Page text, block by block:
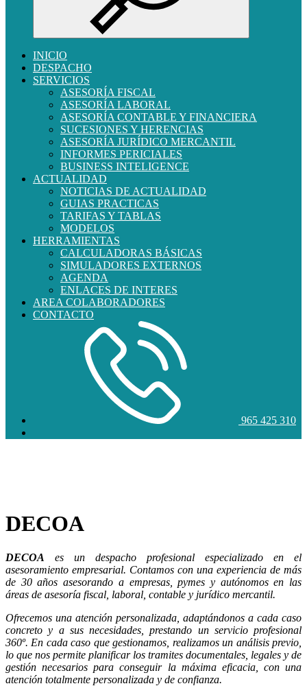
INICIO
DESPACHO
SERVICIOS
ASESORÍA FISCAL
ASESORÍA LABORAL
ASESORÍA CONTABLE Y FINANCIERA
SUCESIONES Y HERENCIAS
ASESORÍA JURÍDICO MERCANTIL
INFORMES PERICIALES
BUSINESS INTELIGENCE
ACTUALIDAD
NOTICIAS DE ACTUALIDAD
GUIAS PRACTICAS
TARIFAS Y TABLAS
MODELOS
HERRAMIENTAS
CALCULADORAS BÁSICAS
SIMULADORES EXTERNOS
AGENDA
ENLACES DE INTERES
AREA COLABORADORES
CONTACTO
965 425 310
Confianza y experiencia para empresas, pymes y autónomos.
Asesoramiento 360º, soluciones personalizadas, resultados
efectivos
DECOA
DECOA es un despacho profesional especializado en el
asesoramiento empresarial. Contamos con una experiencia de más
de 30 años asesorando a empresas, pymes y autónomos en las
áreas de asesoría fiscal, laboral, contable y jurídico mercantil.
Ofrecemos una atención personalizada, adaptándonos a cada caso
concreto y a sus necesidades, prestando un servicio profesional
360º. En cada caso que gestionamos, realizamos un análisis previo,
lo que nos permite planificar los tramites documentales, legales y de
gestión necesarios para conseguir la máxima eficacia, con una
atención totalmente personalizada y de confianza.